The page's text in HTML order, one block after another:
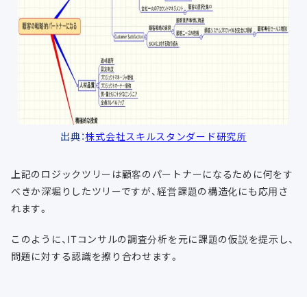
出典：株式会社スキルスタンダード研究所
上記のロジックツリーは顧客のパートナーになるために何をす
べきか深堀りしたツリーですが、経営課題の構造化にも応用さ
れます。
このように、ITコンサルの調査分析を元に課題の仮説を提示し、
問題に対する認識を擦り合わせます。